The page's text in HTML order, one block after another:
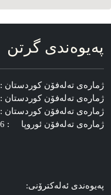
په‌یوه‌ندی گرتن
ژماره‌ی ته‌له‌فۆن کوردستان : 07506206655 (00964)
ژماره‌ی ته‌له‌فۆن کوردستان : 07504687209 (00964)
ژماره‌ی ته‌له‌فۆن کوردستان : 07504497138 (00964)
ژماره‌ی ته‌له‌فۆن ئوروپا : 0767676746 (0046)
په‌یوه‌ندی ئه‌له‌کترۆنی: